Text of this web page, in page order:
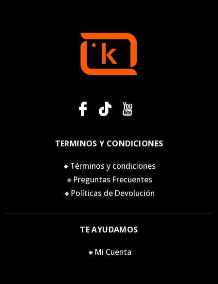
TERMINOS Y CONDICIONES
🔸Términos y condiciones
🔸Preguntas Frecuentes
🔸Políticas de Devolución
TE AYUDAMOS
🔸Mi Cuenta